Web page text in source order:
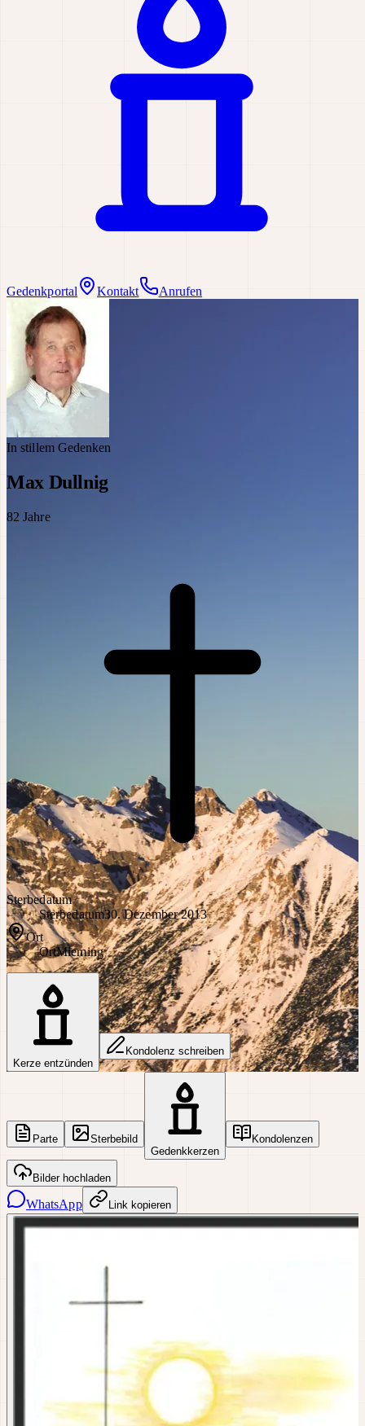
Gedenkportal Kontakt Anrufen
In stillem Gedenken
Max Dullnig
82 Jahre
Sterbedatum
Sterbedatum30. Dezember 2013
Ort
OrtMieming
Kerze entzünden
Kondolenz schreiben
Parte
Sterbebild
Gedenkkerzen
Kondolenzen
Bilder hochladen
WhatsApp Link kopieren